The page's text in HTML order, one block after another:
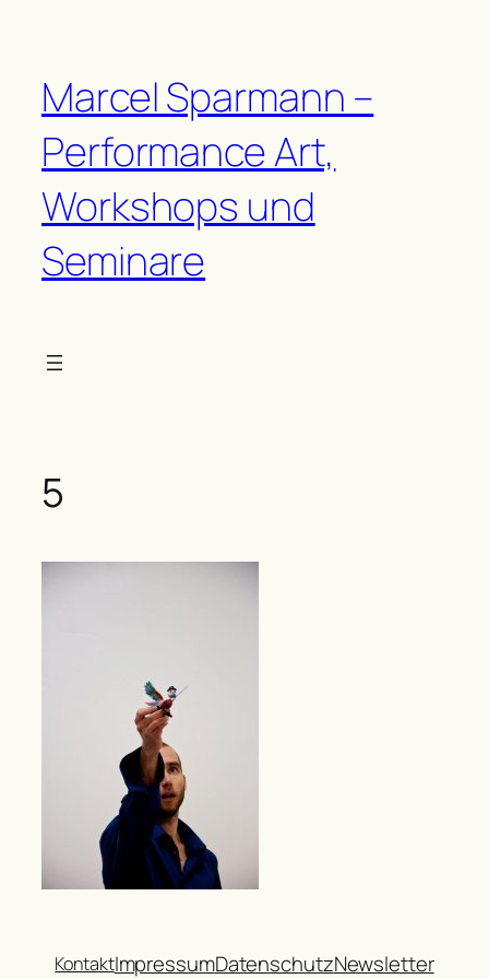
Marcel Sparmann –
Performance Art,
Workshops und
Seminare
5
KontaktImpressumDatenschutzNewsletter